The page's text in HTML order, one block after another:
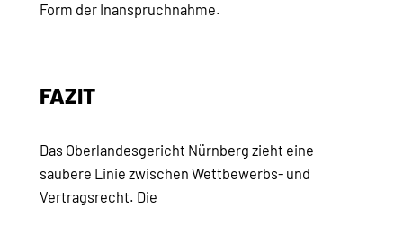
Form der Inanspruchnahme.
FAZIT
Das Oberlandesgericht Nürnberg zieht eine
saubere Linie zwischen Wettbewerbs- und
Vertragsrecht. Die